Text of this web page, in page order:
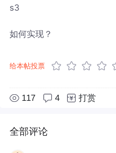
s3
如何实现？
给本帖投票
117 4 打赏
全部评论